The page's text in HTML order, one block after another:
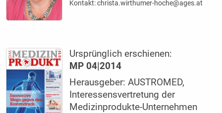
Kontakt: christa.wirthumer-hoche@ages.at
Ursprünglich erschienen:
MP 04|2014
Herausgeber: AUSTROMED,
Interessensvertretung der
Medizinprodukte-Unternehmen